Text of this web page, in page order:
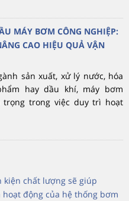
MÁY BƠM CÔNG NGHIỆP:
CAO HIỆU QUẢ VẬN
sản xuất, xử lý nước, hóa
hay dầu khí, máy bơm
trong việc duy trì hoạt
chất lượng sẽ giúp
động của hệ thống bơm